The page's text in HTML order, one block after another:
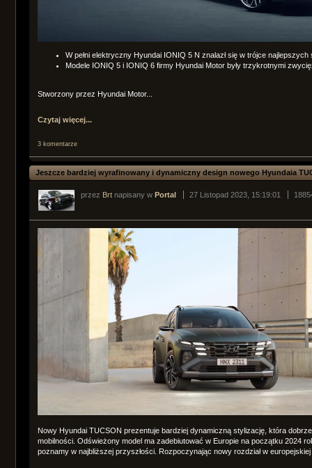
W pełni elektryczny Hyundai IONIQ 5 N znalazł się w trójce
Modele IONIQ 5 i IONIQ 6 firmy Hyundai Motor były trzykrotnymi
Stworzony przez Hyundai Motor...
Czytaj więcej...
3 komentarze
Jeszcze bardziej wyrafinowany i dynamiczny design nowego Hyundaia
przez Brt napisany w Portal 27 Listopad 2023, 15:19:01
Nowy Hyundai TUCSON prezentuje bardziej dynamiczną stylizację, która
mobilności. Odświeżony model ma zadebiutować w Europie na początku 2024
poznamy w najbliższej przyszłości. Rozpoczynając nowy rozdział w europejskiej